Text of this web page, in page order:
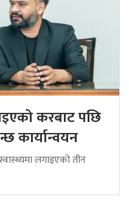
करबाट पछि
कार्यान्वयन
लगाइएको तीन